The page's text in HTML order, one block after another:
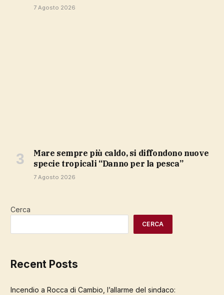
7 Agosto 2026
Mare sempre più caldo, si diffondono nuove
specie tropicali “Danno per la pesca”
7 Agosto 2026
Cerca
CERCA
Recent Posts
Incendio a Rocca di Cambio, l’allarme del sindaco: